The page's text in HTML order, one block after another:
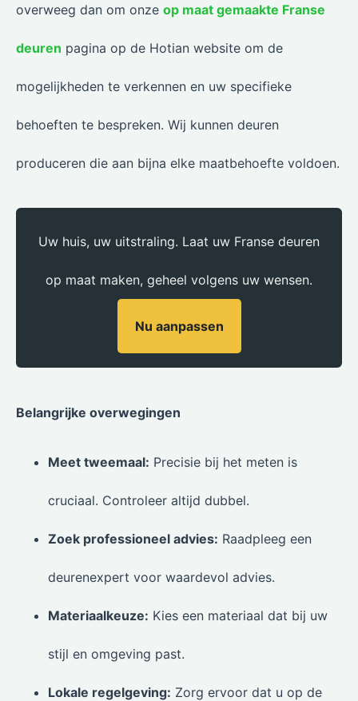
overweeg dan om onze op maat gemaakte Franse
deuren pagina op de Hotian website om de
mogelijkheden te verkennen en uw specifieke
behoeften te bespreken. Wij kunnen deuren
produceren die aan bijna elke maatbehoefte voldoen.
Uw huis, uw uitstraling. Laat uw Franse deuren
op maat maken, geheel volgens uw wensen.
Nu aanpassen
Belangrijke overwegingen
Meet tweemaal: Precisie bij het meten is
cruciaal. Controleer altijd dubbel.
Zoek professioneel advies: Raadpleeg een
deurenexpert voor waardevol advies.
Materiaalkeuze: Kies een materiaal dat bij uw
stijl en omgeving past.
Lokale regelgeving: Zorg ervoor dat u op de